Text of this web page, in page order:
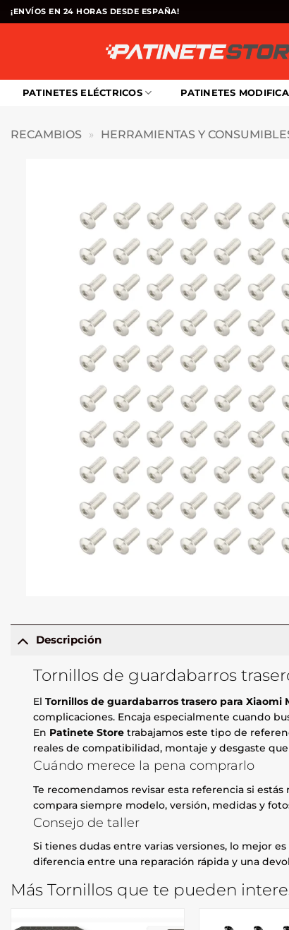
Saltar
al
¡ENVÍOS EN 24 HORAS DESDE ESPAÑA!
PATINETES ELÉCTRICOS PATINETES
RECAMBIOS » HERRAMIENTAS Y
Descripción
Tornillos de guardabarros
ElTornillos de guardabarros trasero para Xiaomi
complicaciones. Encaja especialmente cuando
En Patinete Store trabajamos este tipo de
reales de compatibilidad, montaje y desgaste
Cuándo merece la pena comprarlo
Te recomendamos revisar esta referencia si
compara siempre modelo, versión, medidas y
Consejo de taller
Si tienes dudas entre varias versiones, lo mejor
diferencia entre una reparación rápida y una
Más Tornillos que te pueden